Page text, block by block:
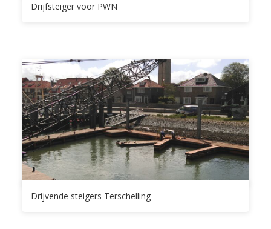
Drijfsteiger voor PWN
Drijvende steigers Terschelling